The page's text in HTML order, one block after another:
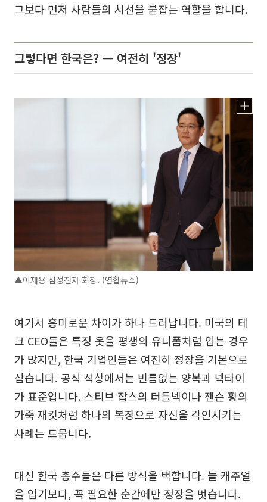
그보다 먼저 사람들의 시선을 붙잡는 역할을 합니다.
그렇다면 한국은? — 여전히 '정장'
▲이재용 삼성전자 회장. (연합뉴스)
여기서 흥미로운 차이가 하나 드러납니다. 미국의 테
크 CEO들은 특정 옷을 평생의 유니폼처럼 입는 경우
가 많지만, 한국 기업인들은 여전히 정장을 기본으로
삼습니다. 공식 석상에서는 빈틈없는 양복과 넥타이
가 표준입니다. 스티브 잡스의 터틀넥이나 젠슨 황의
가죽 재킷처럼 하나의 복장으로 자신을 각인시키는
사례는 드뭅니다.
대신 한국 총수들은 다른 방식을 택합니다. 늘 캐주얼
을 입기보다, 꼭 필요한 순간에만 정장을 벗습니다.